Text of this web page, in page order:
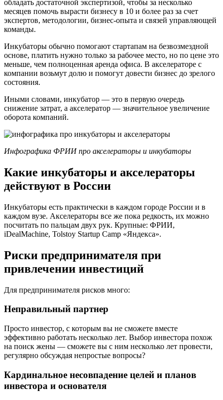
обладать достаточной экспертизой, чтобы за несколько
месяцев помочь вырасти бизнесу в 10 и более раз за счет
экспертов, методологии, бизнес-опыта и связей управляющей
команды.
Инкубаторы обычно помогают стартапам на безвозмездной
основе, платить нужно только за рабочее место, но по цене это
меньше, чем полноценная аренда офиса. В акселераторе с
компании возьмут долю и помогут довести бизнес до зрелого
состояния.
Иными словами, инкубатор — это в первую очередь
снижение затрат, а акселератор — значительное увеличение
оборота компаний.
Инфографика ФРИИ про акселераторы и инкубаторы
Какие инкубаторы и акселераторы
действуют в России
Инкубаторы есть практически в каждом городе России и в
каждом вузе. Акселераторы все же пока редкость, их можно
посчитать по пальцам двух рук. Крупные: ФРИИ,
iDealMachine, Tolstoy Startup Camp «Яндекса».
Риски предпринимателя при
привлечении инвестиций
Для предпринимателя рисков много:
Неправильный партнер
Просто инвестор, с которым вы не сможете вместе
эффективно работать несколько лет. Выбор инвестора похож
на поиск жены — сможете вы с ним несколько лет провести,
регулярно обсуждая непростые вопросы?
Кардинальное несовпадение целей и планов
инвестора и основателя